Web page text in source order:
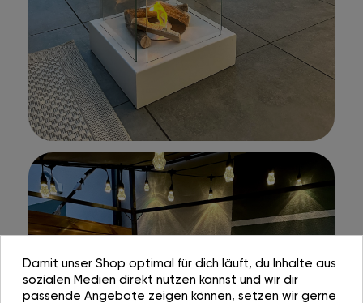
Damit unser Shop optimal für dich läuft, du Inhalte aus
sozialen Medien direkt nutzen kannst und wir dir
passende Angebote zeigen können, setzen wir gerne